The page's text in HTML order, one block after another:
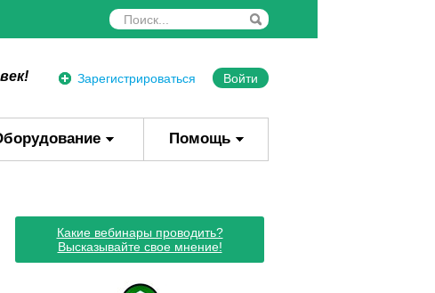
Зарегистрироваться Войти
Помощь
Какие вебинары проводить?
Высказывайте свое мнение!